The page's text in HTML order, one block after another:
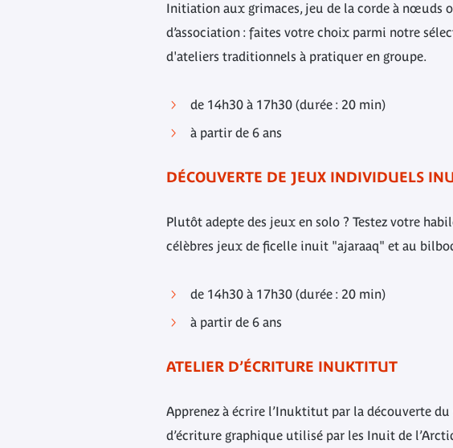
Initiation aux grimaces, jeu de la corde à nœuds
d’association : faites votre choix parmi notre
d'ateliers traditionnels à pratiquer en groupe.
de 14h30 à 17h30 (durée : 20 min)
à partir de 6 ans
DÉCOUVERTE DE JEUX INDIVIDUELS
Plutôt adepte des jeux en solo ? Testez votre
célèbres jeux de ficelle inuit "ajaraaq" et au
de 14h30 à 17h30 (durée : 20 min)
à partir de 6 ans
ATELIER D’ÉCRITURE INUKTITUT
Apprenez à écrire l’Inuktitut par la découverte du
d’écriture graphique utilisé par les Inuit de